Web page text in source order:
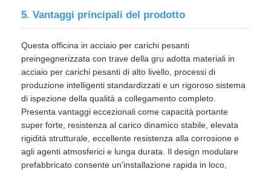
5. Vantaggi principali del prodotto
Questa officina in acciaio per carichi pesanti
preingegnerizzata con trave della gru adotta materiali in
acciaio per carichi pesanti di alto livello, processi di
produzione intelligenti standardizzati e un rigoroso sistema
di ispezione della qualità a collegamento completo.
Presenta vantaggi eccezionali come capacità portante
super forte, resistenza al carico dinamico stabile, elevata
rigidità strutturale, eccellente resistenza alla corrosione e
agli agenti atmosferici e lunga durata. Il design modulare
prefabbricato consente un'installazione rapida in loco,